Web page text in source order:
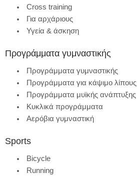
Cross training
Για αρχάριους
Υγεία & άσκηση
Προγράμματα γυμναστικής
Προγράμματα γυμναστικής
Προγράμματα για κάψιμο λίπους
Προγράμματα μυϊκής ανάπτυξης
Κυκλικά προγράμματα
Αερόβια γυμναστική
Sports
Bicycle
Running